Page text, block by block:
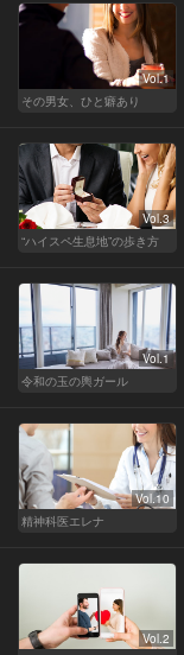
Vol.1
その男女、ひと癖あり
Vol.3
“ハイスペ生息地”の歩き方
Vol.1
令和の玉の輿ガール
Vol.10
精神科医エレナ
Vol.2